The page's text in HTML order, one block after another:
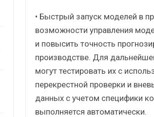
• Быстрый запуск моделей в
возможности управления
и повысить точность
производстве. Для
могут тестировать их с
перекрестной проверки и
данных с учетом специфики
выполняется автоматически.